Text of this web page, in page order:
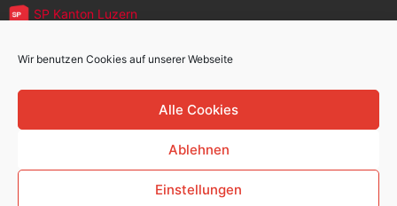
Wir benutzen Cookies auf unserer Webseite
Alle Cookies
Ablehnen
Einstellungen
SP Kanton Luzern
JUSO Luzern
SP MigrantInnen
SP 60+